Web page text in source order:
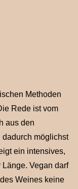
Methoden
Rede ist vom
aus den
dadurch möglichst
ein intensives,
Vegan darf
Weines keine